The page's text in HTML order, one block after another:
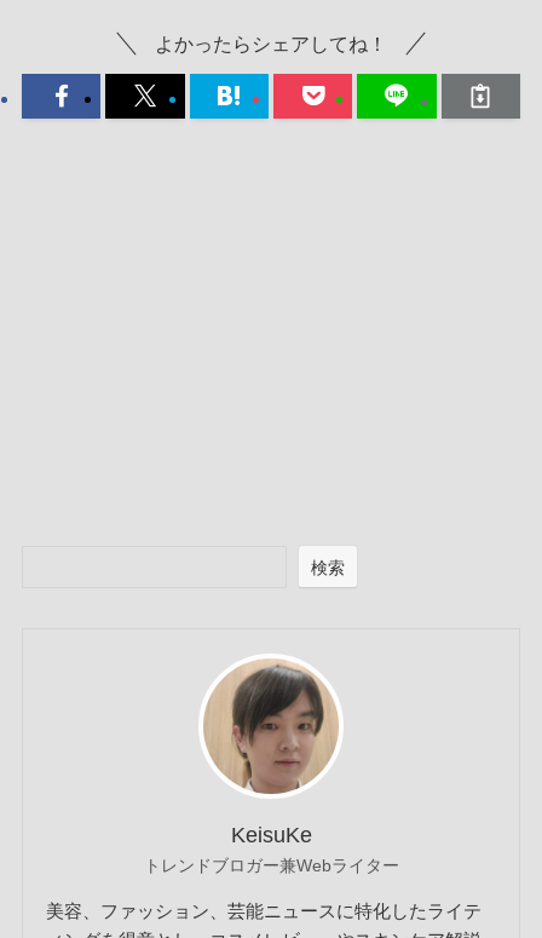
よかったらシェアしてね！
検索
KeisuKe
トレンドブロガー兼Webライター
美容、ファッション、芸能ニュースに特化したライテ